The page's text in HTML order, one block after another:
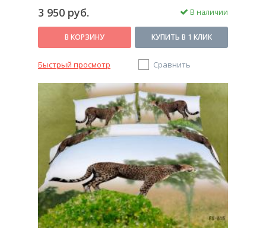
3 950 руб. В наличии
В КОРЗИНУ КУПИТЬ В 1 КЛИК
Быстрый просмотр Сравнить